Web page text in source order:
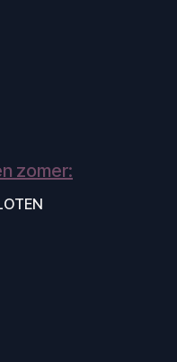
zomer: